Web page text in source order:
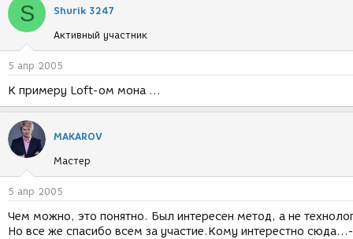
S Shurik 3247
Активный участник
5 апр 2005
К примеру Loft-ом мона ...
MAKAROV
Мастер
5 апр 2005
Чем можно, это понятно. Был интересен метод, а не
Но все же спасибо всем за участие.Кому интерестно сюда...-